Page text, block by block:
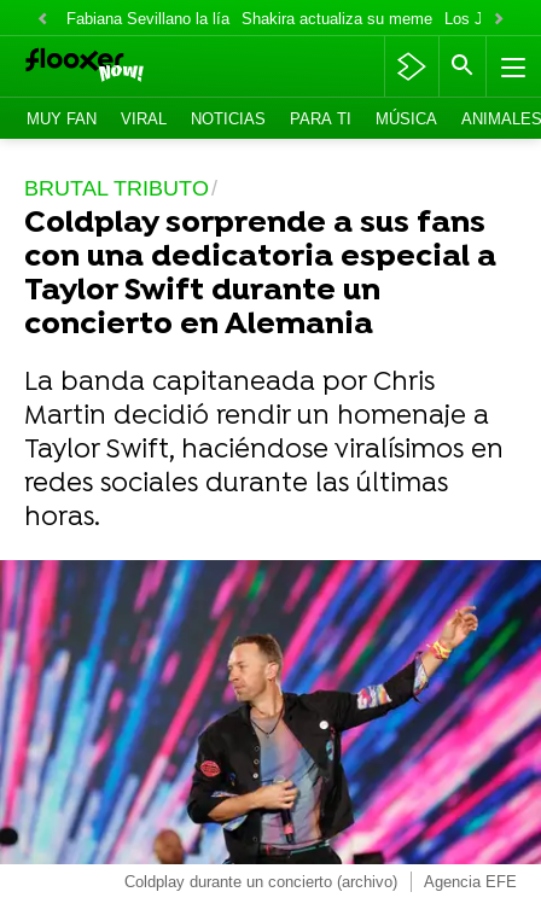
Fabiana Sevillano la lía Shakira actualiza su meme Los Jonas
MUY FAN VIRAL NOTICIAS PARA TI MÚSICA ANIMALES
BRUTAL TRIBUTO
Coldplay sorprende a sus fans
con una dedicatoria especial a
Taylor Swift durante un
concierto en Alemania
La banda capitaneada por Chris
Martin decidió rendir un homenaje a
Taylor Swift, haciéndose viralísimos en
redes sociales durante las últimas
horas.
Coldplay durante un concierto (archivo) Agencia EFE